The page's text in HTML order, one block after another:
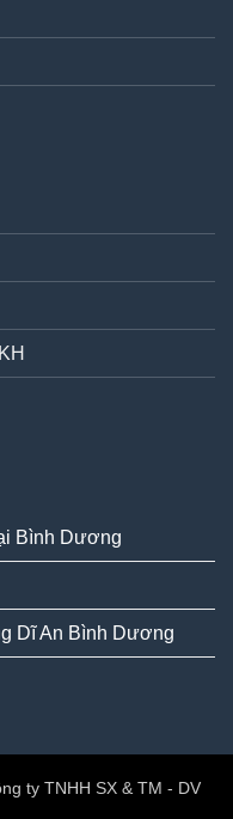
Bình Dương
Dĩ An Bình Dương
ty TNHH SX & TM - DV